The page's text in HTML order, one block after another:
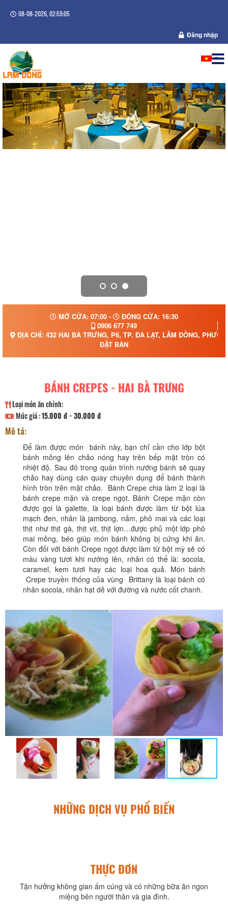
08-08-2026, 02:59:05
Đăng nhập
MỞ CỬA: 07:00 -
ĐÓNG CỬA: 16:30
0906 677 749
ĐỊA CHỈ: 432 HAI BÀ TRƯNG, P6, TP. ĐÀ LẠT, LÂM ĐỒNG,
ĐẶT BÀN
BÁNH CREPES - HAI BÀ TRƯNG
Loại món ăn chính:
Mức giá :15.000 đ - 30.000 đ
Mô tả:
Để làm được món bánh này, bạn chỉ cần cho lớp bột
bánh mỏng lên chảo nóng hay trên bếp mặt tròn có
nhiệt độ. Sau đó trong quán trình nướng bánh sẽ quay
chảo hay dùng cán quay chuyên dụng để bánh thành
hình tròn trên mặt chảo. Bánh Crepe chia làm 2 loại là
bánh crepe mặn và crepe ngọt. Bánh Crepe mặn còn
được gọi là galette, là loại bánh được làm từ bột lúa
mạch đen, nhân là jambong, nấm, phô mai và các loại
thịt như thịt gà, thịt vịt, thịt lợn…được phủ một lớp phô
mai mỏng, béo giúp món bánh không bị cứng khi ăn.
Còn đối với bánh Crepe ngọt được làm từ bột mỳ sẽ có
màu vàng tươi khi nướng lên, nhân có thể là: socola,
caramel, kem tươi hay các loại hoa quả. Món bánh
Crepe truyền thống của vùng Brittany là loại bánh có
nhân socola, nhân hạt dẻ với đường và nước cốt chanh.
NHỮNG DỊCH VỤ PHỔ BIẾN
THỰC ĐƠN
Tận hưởng không gian ấm cúng và có những bữa ăn ngon
miệng bên người thân và gia đình.